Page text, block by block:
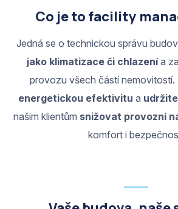
Co je to facility
Jedná se o technickou správu
jako klimatizace či chlazenía
provozu všech částí nemovitostí.
energetickou efektivitu a
našim klientům snižovat provozní
komfort i